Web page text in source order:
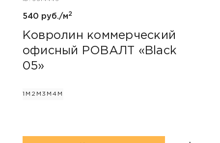
540 руб./м2
Ковролин коммерческий
офисный РОВАЛТ «Black
05»
1М 2М 3М4М